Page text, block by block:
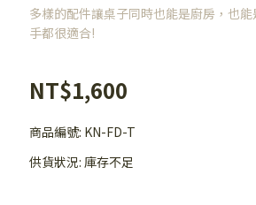
多樣的配件讓桌子同時也能是廚房，也
手都很適合!
NT$1,600
商品編號: KN-FD-T
供貨狀況: 庫存不足